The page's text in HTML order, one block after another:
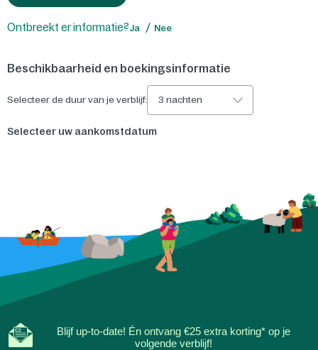
Ontbreekt er informatie?Ja Nee
Beschikbaarheid en boekingsinformatie
Selecteer de duur van je verblijf: 3 nachten
Selecteer uw aankomstdatum
Blijf up-to-date! Én ontvang €25 extra korting* op je
volgende verblijf!